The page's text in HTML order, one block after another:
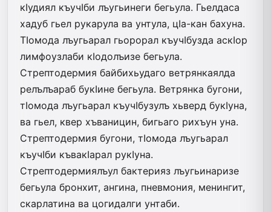
кIудиял къучIби лъугьинеги бегьула. Гьелдаса
хадуб гьел рукарула ва унтула, цIа-кан бахуна.
ТIомода лъугьарал гьорорал къучIбузда аскIор
лимфоузлаби кIодолъизе бегьула.
Стрептодермия байбихьудаго ветрянкаялда
релълъараб букIине бегьула. Ветрянка бугони,
тIомода лъугьарал къучIбузулъ хьверд букIуна,
ва гьел, квер хъваницин, бигьаго рихъун уна.
Стрептодермия бугони, тIомода лъугьарал
къучIби къвакIарал рукIуна.
Стрептодермиялъул бактерияз лъу­­гьинаризе
бегьула бронхит, ангина, пневмония, менингит,
скарлатина ва цогидалги унтаби.